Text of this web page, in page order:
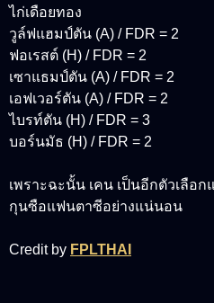
ไก่เดือยทอง
วูล์ฟแฮมป์ตัน (A) / FDR = 2
ฟอเรสต์ (H) / FDR = 2
เซาแธมป์ตัน (A) / FDR = 2
เอฟเวอร์ตัน (A) / FDR = 2
ไบรท์ตัน (H) / FDR = 3
บอร์นมัธ (H) / FDR = 2
เพราะฉะนั้น เคน เป็นอีกตัวเลื
กุนซือแฟนตาซีอย่างแน่นอน
Credit by FPLTHAI